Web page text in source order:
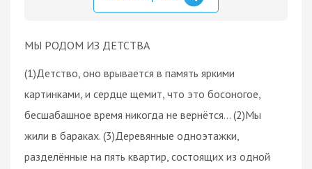
МЫ РОДОМ ИЗ ДЕТСТВА
(1)Детство, оно врывается в память яркими
картинками, и сердце щемит, что это босоногое,
бесшабашное время никогда не вернётся… (2)Мы
жили в бараках. (3)Деревянные одноэтажки,
разделённые на пять квартир, состоящих из одной